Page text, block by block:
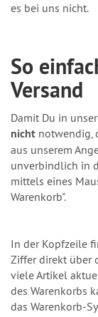
es bei uns nicht.
So
Versand
Damit Du in
nicht notwendig,
aus unserem
unverbindlich in
mittels eines
Warenkorb".
In der Kopfzeile
Ziffer direkt über
viele Artikel
des Warenkorbs
das Warenkorb-